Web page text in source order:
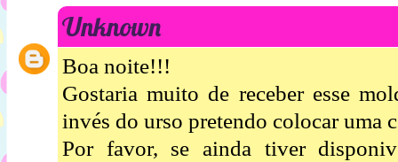
Unknown
Boa noite!!!
Gostaria muito de receber esse
invés do urso pretendo colocar uma
Por favor, se ainda tiver